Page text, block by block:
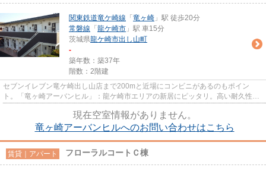
関東鉄道竜ケ崎線 「 竜ヶ崎 」駅 徒歩20分
常磐線 「 龍ケ崎市 」駅 車15分
茨城県龍ケ崎市出し山町
-
築年数：築37年
階数：2階建
セブンイレブン竜ケ崎出し山店まで200mと近場にコンビニがあるのもポイン
ト。「竜ヶ崎アーバンヒル」：龍ケ崎市エリアの新居にピッタリ。高い耐久性、
現在空室情報がありません。
竜ヶ崎アーバンヒルへのお問い合わせはこちら
賃貸｜アパート フローラルコートＣ棟